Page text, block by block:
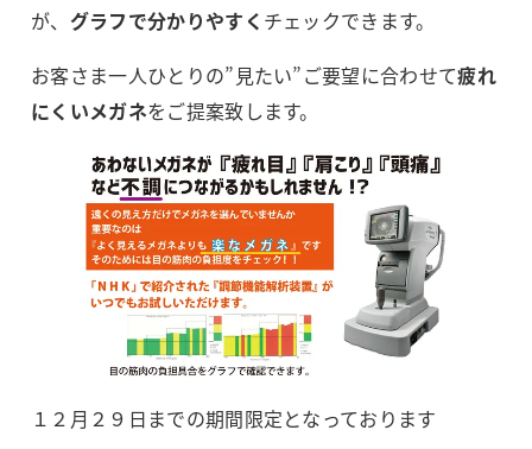
が、 グラフで分かりやすく チェックできます。
お客さま一人ひとりの”見たい”ご要望に合わせて疲れ
にくいメガネをご提案致します。
１２月２９日までの期間限定となっております